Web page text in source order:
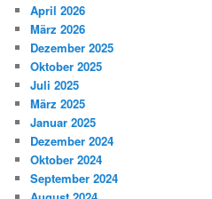
April 2026
März 2026
Dezember 2025
Oktober 2025
Juli 2025
März 2025
Januar 2025
Dezember 2024
Oktober 2024
September 2024